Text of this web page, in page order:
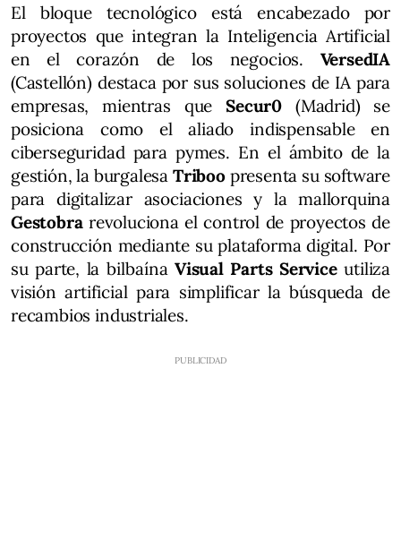
El bloque tecnológico está encabezado por
proyectos que integran la Inteligencia Artificial
en el corazón de los negocios. VersedIA
(Castellón) destaca por sus soluciones de IA para
empresas, mientras queSecur0 (Madrid) se
posiciona como el aliado indispensable en
ciberseguridad para pymes. En el ámbito de la
gestión, la burgalesa Triboo presenta su software
para digitalizar asociaciones y la mallorquina
Gestobra revoluciona el control de proyectos de
construcción mediante su plataforma digital. Por
su parte, la bilbaína Visual Parts Serviceutiliza
visión artificial para simplificar la búsqueda de
recambios industriales.